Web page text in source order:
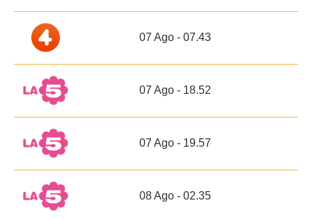
07 Ago - 07.43
07 Ago - 18.52
07 Ago - 19.57
08 Ago - 02.35